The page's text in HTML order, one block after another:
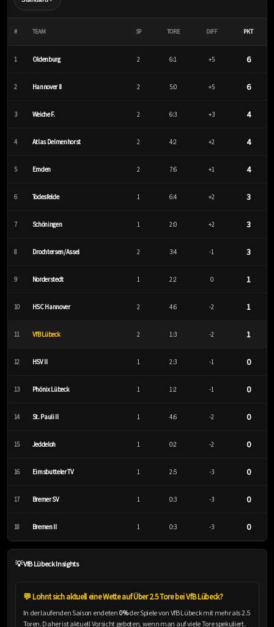
# TEAM SP TORE DIFF PKT
1 Oldenburg 2 6:1 +5 6
2 Hannover II 2 5:0 +5 6
3 Weiche F. 2 6:3 +3 4
4 Atlas Delmenhorst 2 4:2 +2 4
5 Emden 2 7:6 +1 4
6 Todesfelde 1 6:4 +2 3
7 Schöningen 1 2:0 +2 3
8 Drochtersen/Assel 2 3:4 -1 3
9 Norderstedt 1 2:2 0 1
10 HSC Hannover 2 4:6 -2 1
11 VfB Lübeck 2 1:3 -2 1
12 HSV II 1 2:3 -1 0
13 Phönix Lübeck 1 1:2 -1 0
14 St. Pauli II 1 4:6 -2 0
15 Jeddeloh 1 0:2 -2 0
16 Eimsbutteler TV 1 2:5 -3 0
17 Bremer SV 1 0:3 -3 0
18 Bremen II 1 0:3 -3 0
💡 VfB Lübeck Insights
💬 Lohnt sich aktuell eine Wette auf Über 2.5 Tore bei VfB Lübeck?
In der laufenden Saison endeten 0%der Spiele von VfB Lübeck mit mehr als 2.5
Toren. Daher ist aktuell Vorsicht geboten, wenn man auf viele Tore spekuliert.